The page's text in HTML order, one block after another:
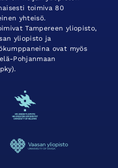
toimiva 80
yhteisö.
Tampereen yliopisto,
yliopisto ja
ovat myös
Pohjanmaan